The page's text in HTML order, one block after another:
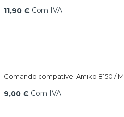
11,90 € Com IVA
Comando compatível Amiko 8150 /
9,00 € Com IVA